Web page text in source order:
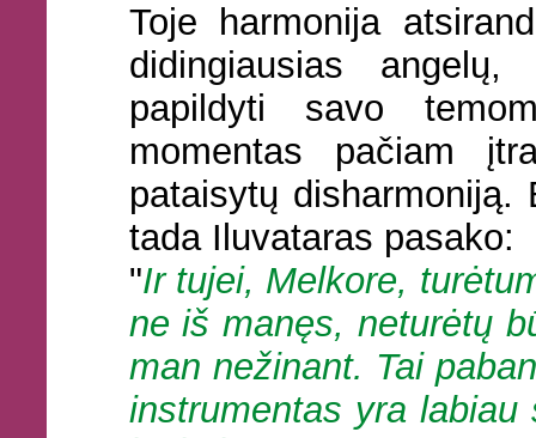
Toje harmonija
didingiausias
papildyti savo
momentas pačiam
pataisytų
tada Iluvataras pasako:
"Ir tujei, Melkore,
ne iš manęs, neturėtų
man nežinant. Tai
instrumentas yra